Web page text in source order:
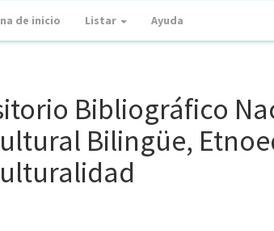
de inicio Listar Ayuda
Bibliográfico
Bilingüe,